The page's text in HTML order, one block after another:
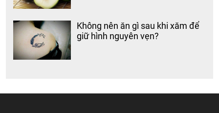
Không nên ăn gì sau khi xăm để
giữ hình nguyên vẹn?